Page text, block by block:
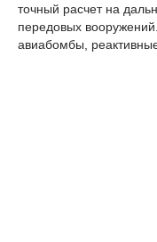
точный расчет на
передовых
авиабомбы,